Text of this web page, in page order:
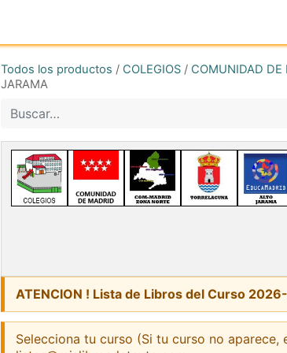
Todos los productos / COLEGIOS / COMUNIDAD DE
JARAMA
ATENCION ! Lista de Libros del Curso
Selecciona tu curso (Si tu curso no